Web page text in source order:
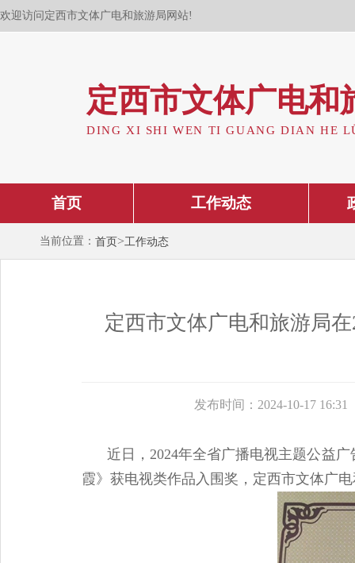
欢迎访问定西市文体广电和旅游局网站!
定西市文体广电和
DING XI SHI WEN TI GUANG DIAN HE
首页 工作动态
当前位置： 首页>工作动态
定西市文体广电和旅游局
发布时间：2024-10-17 16:31
近日，2024年全省广播电视主题公益
霞》获电视类作品入围奖，定西市文体广